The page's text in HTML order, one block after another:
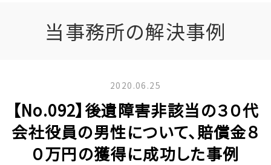
当事務所の解決事例
2020.06.25
【No.092】後遺障害非該当の３０代
会社役員の男性について、賠償金８
０万円の獲得に成功した事例